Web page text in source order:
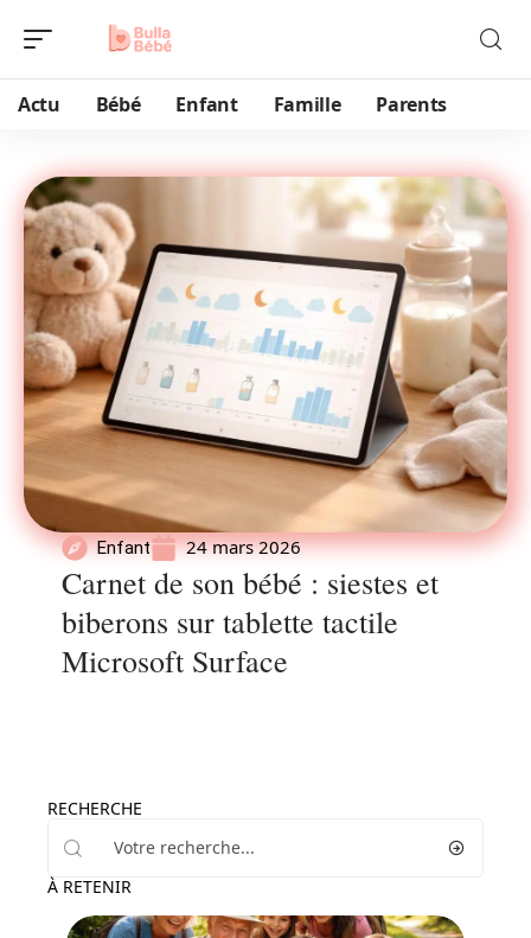
Actu Bébé Enfant Famille Parents
Enfant 24 mars 2026
Carnet de son bébé : siestes et
biberons sur tablette tactile
Microsoft Surface
RECHERCHE
À RETENIR